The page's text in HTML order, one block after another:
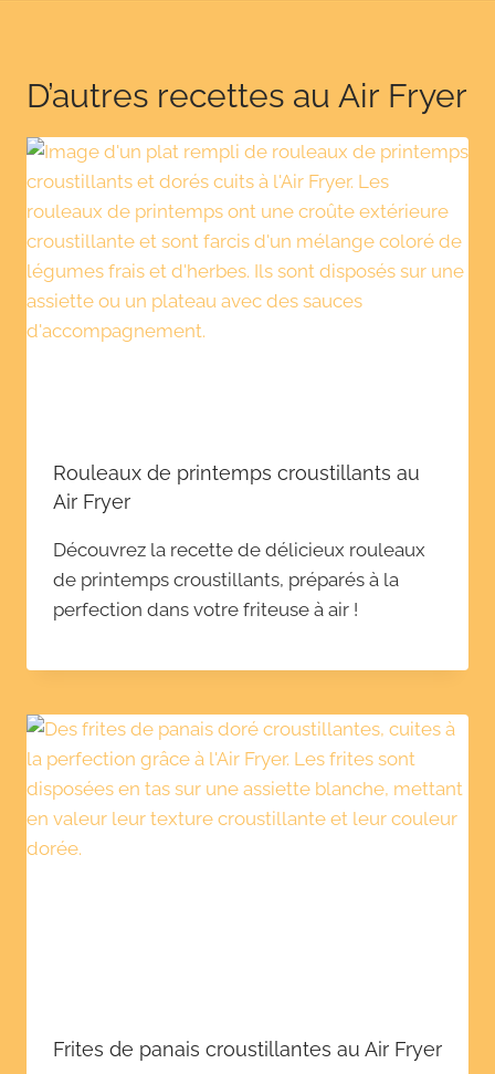
D’autres recettes au Air Fryer
Rouleaux de printemps croustillants au
Air Fryer
Découvrez la recette de délicieux rouleaux
de printemps croustillants, préparés à la
perfection dans votre friteuse à air !
Frites de panais croustillantes au Air Fryer